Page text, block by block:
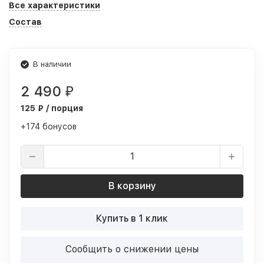
Все характеристики
Состав
В наличии
2 490 ₽
125 ₽ / порция
+174 бонусов
В корзину
Купить в 1 клик
Сообщить о снижении цены